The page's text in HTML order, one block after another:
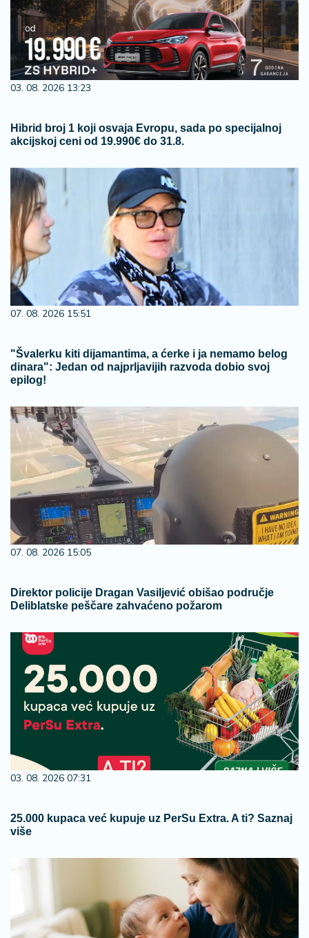
03. 08. 2026 13:23
Hibrid broj 1 koji osvaja Evropu, sada po specijalnoj
akcijskoj ceni od 19.990€ do 31.8.
07. 08. 2026 15:51
"Švalerku kiti dijamantima, a ćerke i ja nemamo belog
dinara": Jedan od najprljavijih razvoda dobio svoj
epilog!
07. 08. 2026 15:05
Direktor policije Dragan Vasiljević obišao područje
Deliblatske peščare zahvaćeno požarom
03. 08. 2026 07:31
25.000 kupaca već kupuje uz PerSu Extra. A ti? Saznaj
više